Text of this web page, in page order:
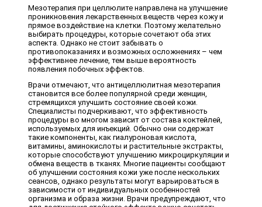
Мезотерапия при целлюлите направлена на улучшение
проникновения лекарственных веществ через кожу и
прямое воздействие на клетки. Поэтому желательно
выбирать процедуры, которые сочетают оба этих
аспекта. Однако не стоит забывать о
противопоказаниях и возможных осложнениях – чем
эффективнее лечение, тем выше вероятность
появления побочных эффектов.
Врачи отмечают, что антицеллюлитная мезотерапия
становится все более популярной среди женщин,
стремящихся улучшить состояние своей кожи.
Специалисты подчеркивают, что эффективность
процедуры во многом зависит от состава коктейлей,
используемых для инъекций. Обычно они содержат
такие компоненты, как гиалуроновая кислота,
витамины, аминокислоты и растительные экстракты,
которые способствуют улучшению микроциркуляции и
обмена веществ в тканях. Многие пациенты сообщают
об улучшении состояния кожи уже после нескольких
сеансов, однако результаты могут варьироваться в
зависимости от индивидуальных особенностей
организма и образа жизни. Врачи предупреждают, что